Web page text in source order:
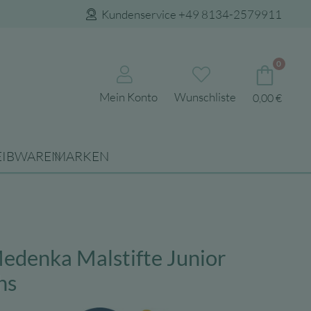
Kundenservice +49 8134-2579911
Mein Konto Wunschliste
0
0,00€
MARKEN
Malstifte Junior